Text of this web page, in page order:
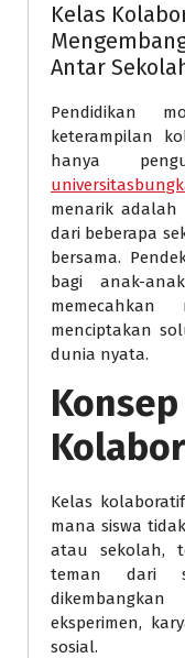
Kelas
Antar
Pendidikan
keterampilan
hanya
menarik adalah
dari beberapa
bersama.
bagi anak-
menciptakan
dunia nyata.
Kelas
mana siswa
atau sekolah,
teman dari
eksperimen,
sosial.